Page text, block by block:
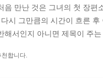
일어서는 “인간의 힘”을 믿
한 생활력과, 건실한 노동
다. 김금희의 인물들은 섬
가기를 멈추지 않는다.
음 만난 것은 그녀의 첫 장
시 그만큼의 시간이 흐른
해서인지 아니면 제목이 주
천합니다.